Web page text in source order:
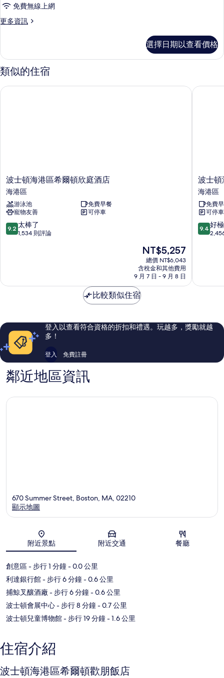
景
觀
Shower)
的
所
有
海
灣
In
Shower)
的
情
特
大
人
床,
無
障
片
免費無線上網
更多資訊
更
1
張
特
雙
選擇日期以查看價格
類似的住宿
波
士
頓
海
港
區
希
店
波士頓海港區希爾頓欣庭酒店
海港區
游泳池
免費早餐
寵物友善
可停車
9.2
分，
棒
評
論
9.2 太棒了
1,534 則評論
現
在
價
格
為
NT$5,257
總價 NT$6,043
含稅金和其他費用
9 月 7 日 - 9 月 8 日
波士頓海港區希爾頓欣庭酒店
波
士
頓
海
港
區
凱
海
波士頓
海港區
免費
可停車
9.4
分，
極
評
論
9.4 好
波士頓
比較類似住宿
登入以查看符合資格的折扣和禮遇。玩越多，獎勵就越
多！
登入 免費註冊
鄰近地區資訊
地圖
670 Summer Street, Boston, MA, 02210
顯示地圖
附近景點 附近交通 餐廳
創意區- 步行 1 分鐘- 0.0 公里
利達銀行館- 步行 6 分鐘- 0.6 公里
捕鯨叉釀酒廠 - 步行 6 分鐘- 0.6 公里
波士頓會展中心- 步行 8 分鐘- 0.7 公里
波士頓兒童博物館- 步行 19 分鐘- 1.6 公里
住宿介紹
波士頓海港區希爾頓歡朋飯店